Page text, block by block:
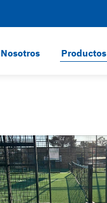
Productos